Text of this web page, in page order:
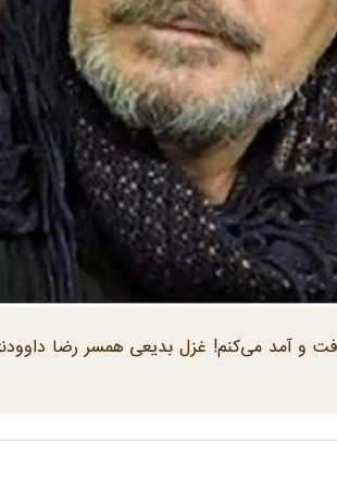
مستاجرم و با موتور رفت و آمد می‌کنم! غزل بدیعی همسر رضا